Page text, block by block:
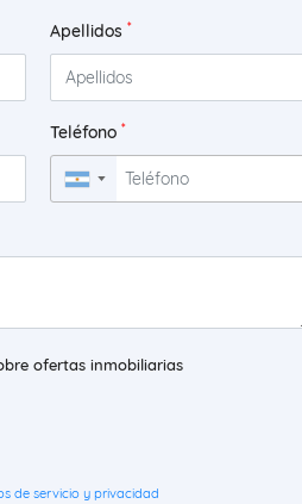
Apellidos *
Teléfono *
▼
ofertas inmobiliarias
de servicio y privacidad